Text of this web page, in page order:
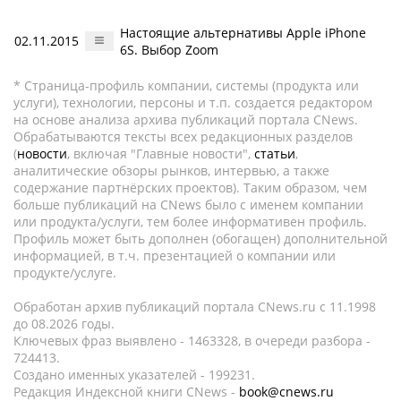
02.11.2015
Настоящие альтернативы Apple iPhone
6S. Выбор Zoom
* Страница-профиль компании, системы (продукта или
услуги), технологии, персоны и т.п. создается редактором
на основе анализа архива публикаций портала CNews.
Обрабатываются тексты всех редакционных разделов
(новости, включая "Главные новости", статьи,
аналитические обзоры рынков, интервью, а также
содержание партнёрских проектов). Таким образом, чем
больше публикаций на CNews было с именем компании
или продукта/услуги, тем более информативен профиль.
Профиль может быть дополнен (обогащен) дополнительной
информацией, в т.ч. презентацией о компании или
продукте/услуге.
Обработан архив публикаций портала CNews.ru c 11.1998
до 08.2026 годы.
Ключевых фраз выявлено - 1463328, в очереди разбора -
724413.
Создано именных указателей - 199231.
Редакция Индексной книги CNews - book@cnews.ru